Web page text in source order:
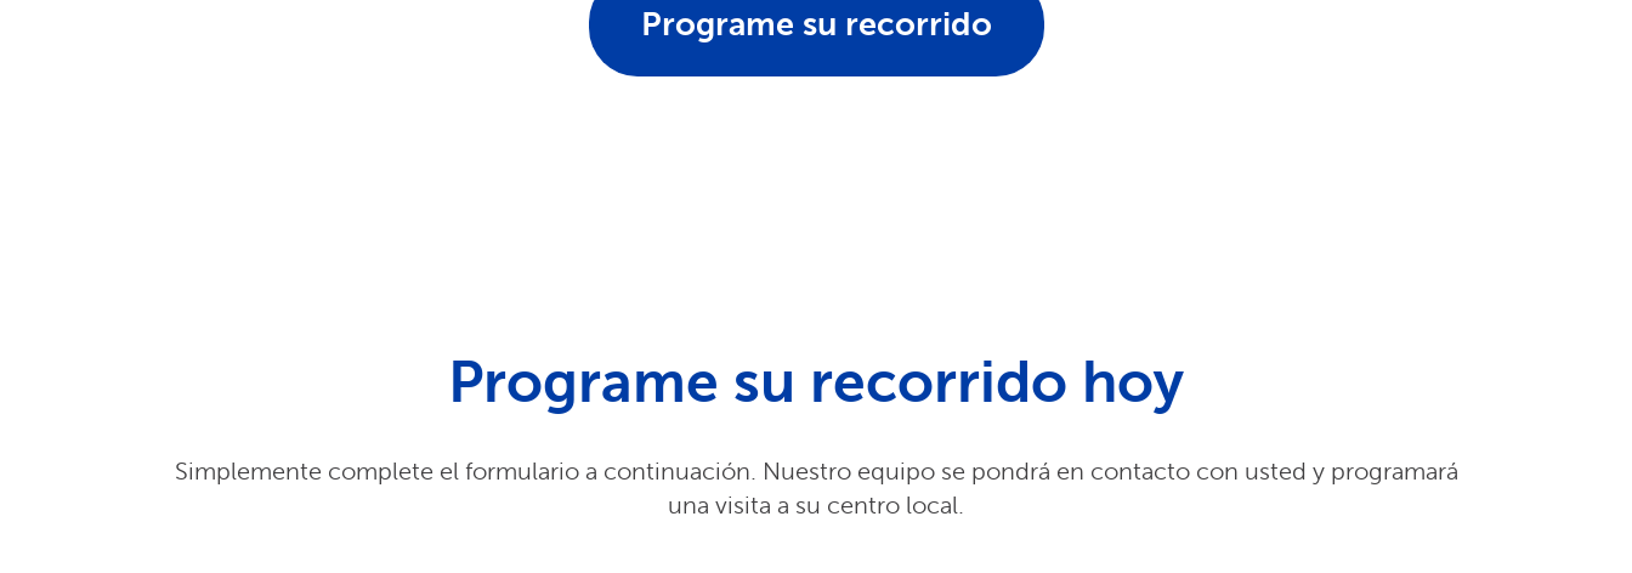
Programe su recorrido
Programe su recorrido hoy
Simplemente complete el formulario a continuación. Nuestro equipo se pondrá en contacto con usted y programará
una visita a su centro local.